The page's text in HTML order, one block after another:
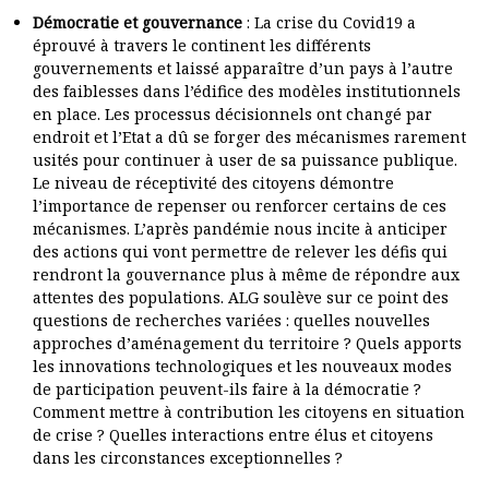
Démocratie et gouvernance : La crise du Covid19 a
éprouvé à travers le continent les différents
gouvernements et laissé apparaître d’un pays à l’autre
des faiblesses dans l’édifice des modèles institutionnels
en place. Les processus décisionnels ont changé par
endroit et l’Etat a dû se forger des mécanismes rarement
usités pour continuer à user de sa puissance publique.
Le niveau de réceptivité des citoyens démontre
l’importance de repenser ou renforcer certains de ces
mécanismes. L’après pandémie nous incite à anticiper
des actions qui vont permettre de relever les défis qui
rendront la gouvernance plus à même de répondre aux
attentes des populations. ALG soulève sur ce point des
questions de recherches variées : quelles nouvelles
approches d’aménagement du territoire ? Quels apports
les innovations technologiques et les nouveaux modes
de participation peuvent-ils faire à la démocratie ?
Comment mettre à contribution les citoyens en situation
de crise ? Quelles interactions entre élus et citoyens
dans les circonstances exceptionnelles ?